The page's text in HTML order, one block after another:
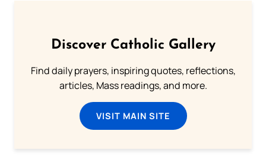
Discover Catholic Gallery
Find daily prayers, inspiring quotes, reflections,
articles, Mass readings, and more.
VISIT MAIN SITE